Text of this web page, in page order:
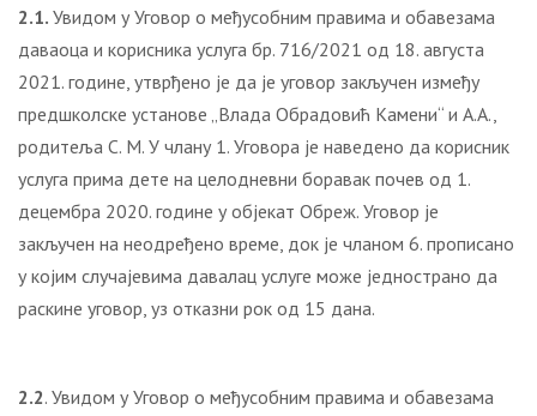
2.1. Увидом у Уговор о међусобним правима и обавезама
даваоца и корисника услуга бр. 716/2021 од 18. августа
2021. године, утврђено је да је уговор закључен између
предшколске установе „Влада Обрадовић Камени“ и А.А.,
родитеља С. М. У члану 1. Уговора је наведено да корисник
услуга прима дете на целодневни боравак почев од 1.
децембра 2020. године у објекат Обреж. Уговор је
закључен на неодређено време, док је чланом 6. прописано
у којим случајевима давалац услуге може једнострано да
раскине уговор, уз отказни рок од 15 дана.
2.2. Увидом у Уговор о међусобним правима и обавезама